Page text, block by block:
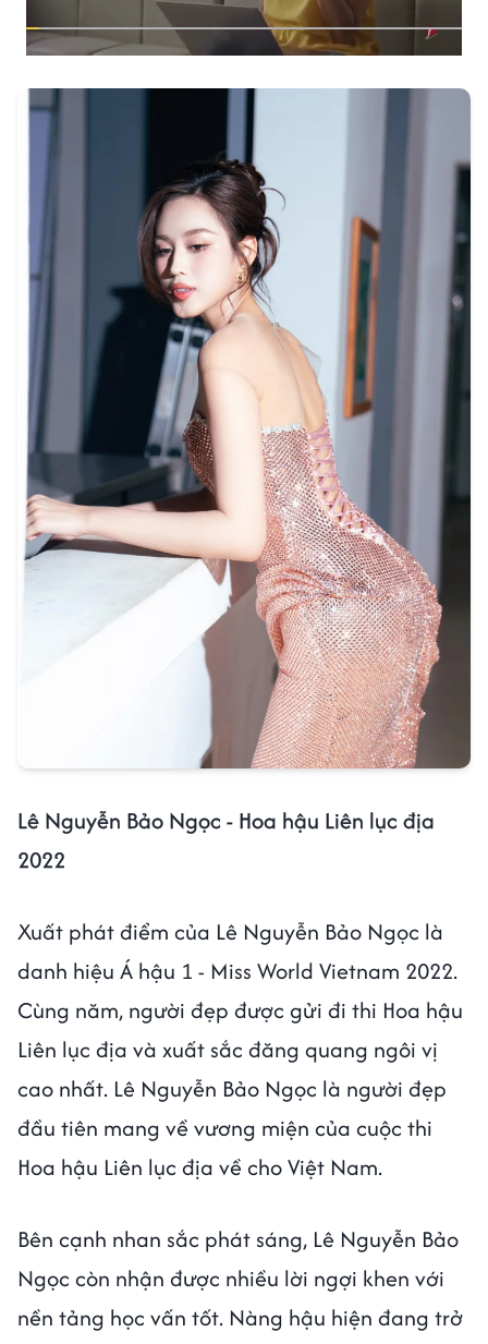
Lê Nguyễn Bảo Ngọc - Hoa hậu Liên lục địa
2022
Xuất phát điểm của Lê Nguyễn Bảo Ngọc là
danh hiệu Á hậu 1 - Miss World Vietnam 2022.
Cùng năm, người đẹp được gửi đi thi Hoa hậu
Liên lục địa và xuất sắc đăng quang ngôi vị
cao nhất. Lê Nguyễn Bảo Ngọc là người đẹp
đầu tiên mang về vương miện của cuộc thi
Hoa hậu Liên lục địa về cho Việt Nam.
Bên cạnh nhan sắc phát sáng, Lê Nguyễn Bảo
Ngọc còn nhận được nhiều lời ngợi khen với
nền tảng học vấn tốt. Nàng hậu hiện đang trở